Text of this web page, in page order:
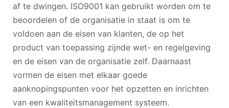
af te dwingen. ISO9001 kan gebruikt worden om te
beoordelen of de organisatie in staat is om te
voldoen aan de eisen van klanten, de op het
product van toepassing zijnde wet- en regelgeving
en de eisen van de organisatie zelf. Daarnaast
vormen de eisen met elkaar goede
aanknopingspunten voor het opzetten en inrichten
van een kwaliteitsmanagement systeem.